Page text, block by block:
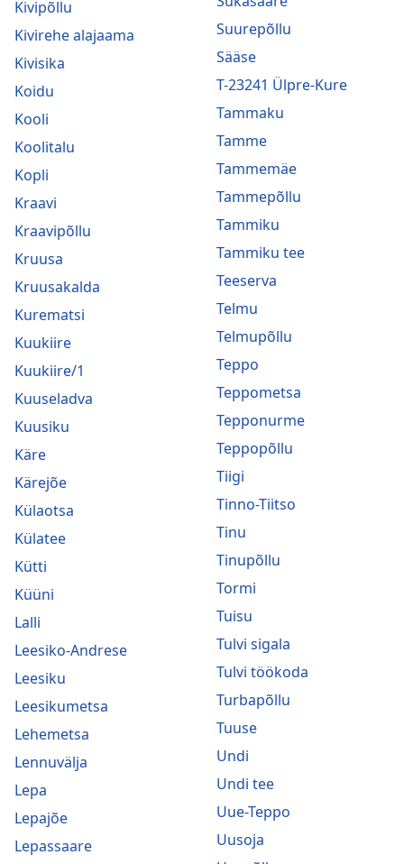
Kivipõllu
Kivirehe alajaama
Kivisika
Koidu
Kooli
Koolitalu
Kopli
Kraavi
Kraavipõllu
Kruusa
Kruusakalda
Kurematsi
Kuukiire
Kuukiire/1
Kuuseladva
Kuusiku
Käre
Kärejõe
Külaotsa
Külatee
Kütti
Küüni
Lalli
Leesiko-Andrese
Leesiku
Leesikumetsa
Lehemetsa
Lennuvälja
Lepa
Lepajõe
Lepassaare
Suurepõllu
Sääse
T-23241 Ülpre-Kure
Tammaku
Tamme
Tammemäe
Tammepõllu
Tammiku
Tammiku tee
Teeserva
Telmu
Telmupõllu
Teppo
Teppometsa
Tepponurme
Teppopõllu
Tiigi
Tinno-Tiitso
Tinu
Tinupõllu
Tormi
Tuisu
Tulvi sigala
Tulvi töökoda
Turbapõllu
Tuuse
Undi
Undi tee
Uue-Teppo
Uusoja